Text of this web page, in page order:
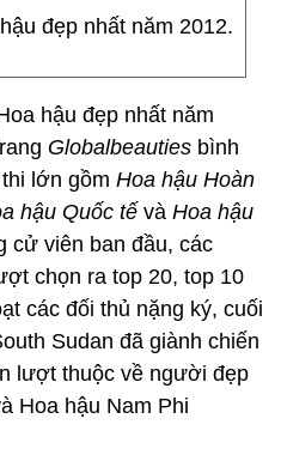
đẹp nhất năm 2012.
hậu đẹp nhất năm
Globalbeauties bình
lớn gồm Hoa hậu Hoàn
hậu Quốc tế và Hoa hậu
cử viên ban đầu, các
chọn ra top 20, top 10
các đối thủ nặng ký, cuối
Sudan đã giành chiến
lượt thuộc về người đẹp
Hoa hậu Nam Phi